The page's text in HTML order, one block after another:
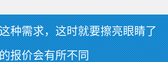
种需求，这时就要擦亮眼睛了
报价会有所不同